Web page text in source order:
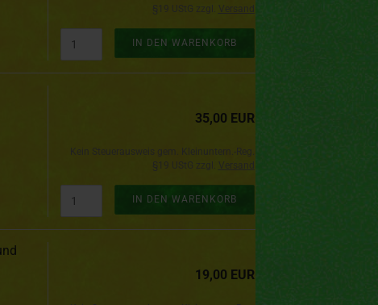
IN DEN WARENKORB
35,00 EUR
IN DEN WARENKORB
19,00 EUR